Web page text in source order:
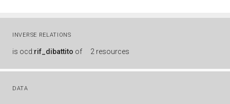
INVERSE RELATIONS
is ocd:rif_dibattito of 2 resources
DATA